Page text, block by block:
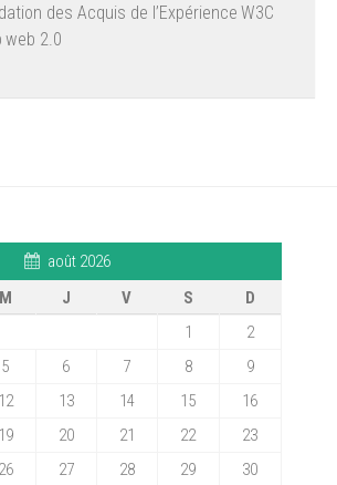
des Acquis de l’Expérience W3C
web 2.0
août 2026
M J V S
D
1
2
5 6 7 8
9
12 13 14 15
16
19 20 21 22
23
26 27 28 29 30